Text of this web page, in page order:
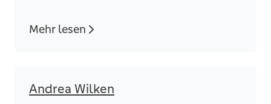
Mehr lesen
Andrea Wilken